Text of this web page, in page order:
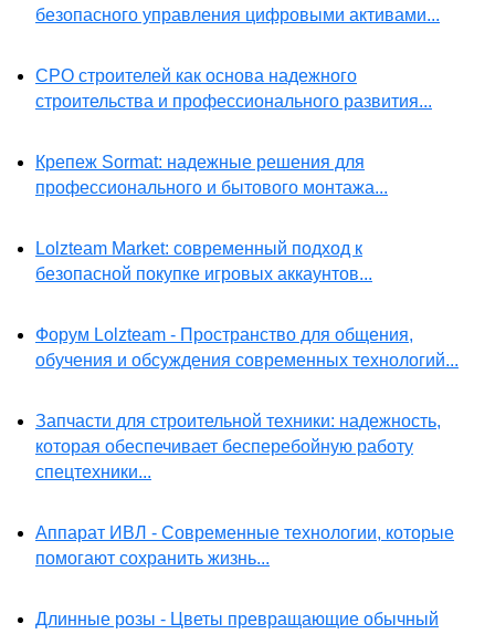
безопасного управления цифровыми активами...
СРО строителей как основа надежного
строительства и профессионального развития...
Крепеж Sormat: надежные решения для
профессионального и бытового монтажа...
Lolzteam Market: современный подход к
безопасной покупке игровых аккаунтов...
Форум Lolzteam - Пространство для общения,
обучения и обсуждения современных технологий...
Запчасти для строительной техники: надежность,
которая обеспечивает бесперебойную работу
спецтехники...
Аппарат ИВЛ - Современные технологии, которые
помогают сохранить жизнь...
Длинные розы - Цветы превращающие обычный